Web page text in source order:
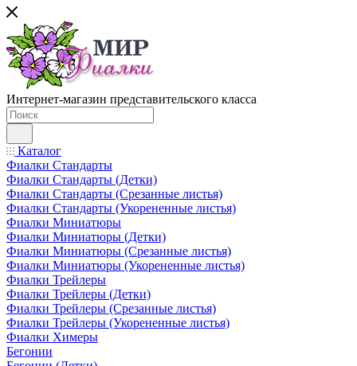
Интернет-магазин представительского класса
Каталог
Фиалки Стандарты
Фиалки Стандарты (Детки)
Фиалки Стандарты (Срезанные листья)
Фиалки Стандарты (Укорененные листья)
Фиалки Миниатюры
Фиалки Миниатюры (Детки)
Фиалки Миниатюры (Срезанные листья)
Фиалки Миниатюры (Укорененные листья)
Фиалки Трейлеры
Фиалки Трейлеры (Детки)
Фиалки Трейлеры (Срезанные листья)
Фиалки Трейлеры (Укорененные листья)
Фиалки Химеры
Бегонии